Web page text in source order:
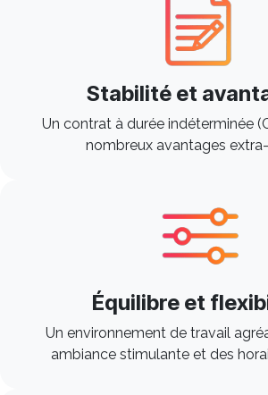
Stabilité et
Un contrat à durée indéterminée
nombreux avantages
Équilibre et
Un environnement de travail
ambiance stimulante et des